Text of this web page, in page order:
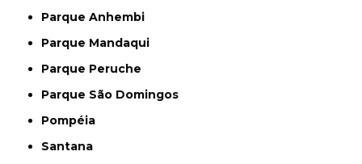
Parque Anhembi
Parque Mandaqui
Parque Peruche
Parque São Domingos
Pompéia
Santana